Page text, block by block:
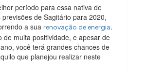
período para essa nativa de
de Sagitário para 2020,
a suarenovação de energia.
de muita positividade, e apesar de
você terá grandes chances de
que planejou realizar neste